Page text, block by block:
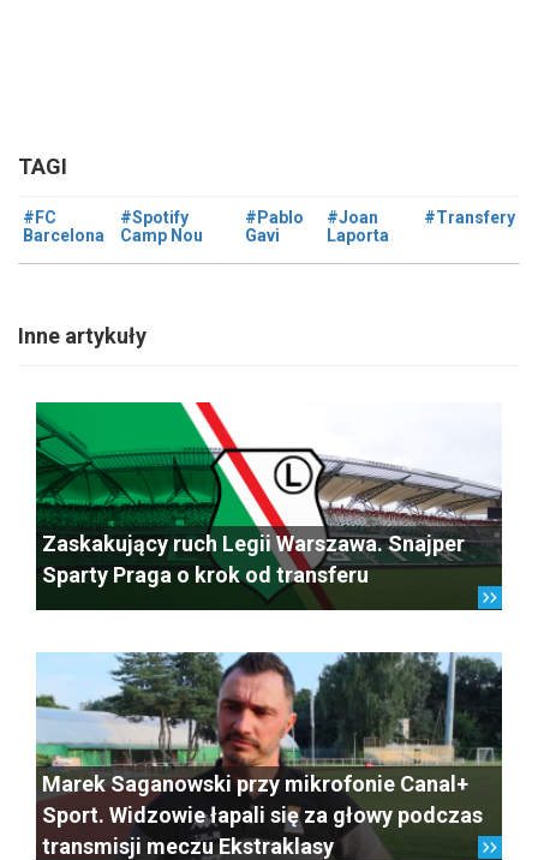
TAGI
#FC
Barcelona
#Spotify
Camp Nou
#Pablo
Gavi
#Joan
Laporta
#Transfery
Inne artykuły
Zaskakujący ruch Legii Warszawa. Snajper
Sparty Praga o krok od transferu
Marek Saganowski przy mikrofonie Canal+
Sport. Widzowie łapali się za głowy podczas
transmisji meczu Ekstraklasy